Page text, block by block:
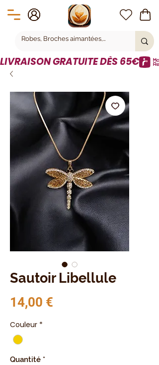
LIVRAISON GRATUITE DÈS 65€
Sautoir Libellule
14,00 €
Couleur *
Quantité *